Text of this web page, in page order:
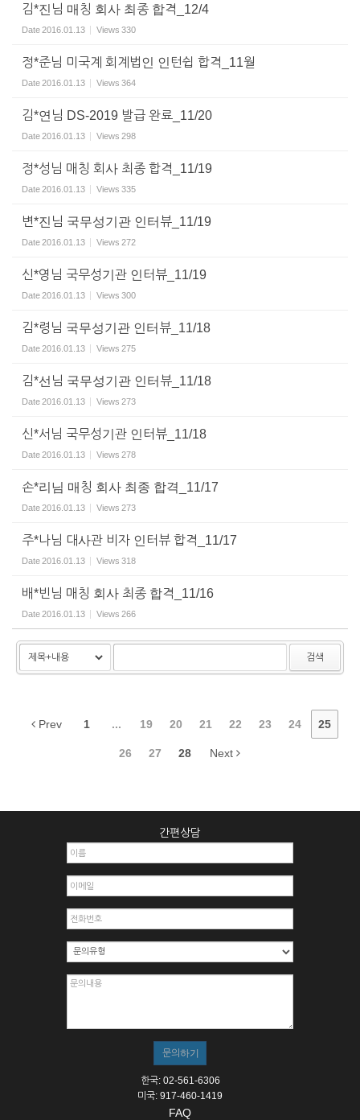
김*진님 매칭 회사 최종 합격_12/4
Date2016.01.13 Views 330
정*준님 미국계 회계법인 인턴쉽 합격_11월
Date2016.01.13 Views 364
김*연님 DS-2019 발급 완료_11/20
Date2016.01.13 Views 298
정*성님 매칭 회사 최종 합격_11/19
Date2016.01.13 Views 335
변*진님 국무성기관 인터뷰_11/19
Date2016.01.13 Views 272
신*영님 국무성기관 인터뷰_11/19
Date2016.01.13 Views 300
김*령님 국무성기관 인터뷰_11/18
Date2016.01.13 Views 275
김*선님 국무성기관 인터뷰_11/18
Date2016.01.13 Views 273
신*서님 국무성기관 인터뷰_11/18
Date2016.01.13 Views 278
손*리님 매칭 회사 최종 합격_11/17
Date2016.01.13 Views 273
주*나님 대사관 비자 인터뷰 합격_11/17
Date2016.01.13 Views 318
배*빈님 매칭 회사 최종 합격_11/16
Date2016.01.13 Views 266
검색
Prev 1 ... 19 20 21 22 23 24 25
26 27 28 Next
간편상담
한국: 02-561-6306
미국: 917-460-1419
FAQ